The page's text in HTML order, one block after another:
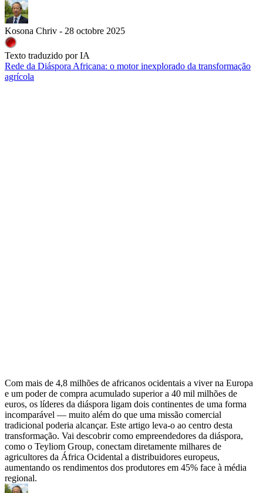
Kosona Chriv - 28 octobre 2025
Texto traduzido por IA
Rede da Diáspora Africana: o motor inexplorado da transformação
agrícola
Com mais de 4,8 milhões de africanos ocidentais a viver na Europa
e um poder de compra acumulado superior a 40 mil milhões de
euros, os líderes da diáspora ligam dois continentes de uma forma
incomparável — muito além do que uma missão comercial
tradicional poderia alcançar. Este artigo leva-o ao centro desta
transformação. Vai descobrir como empreendedores da diáspora,
como o Teyliom Group, conectam diretamente milhares de
agricultores da África Ocidental a distribuidores europeus,
aumentando os rendimentos dos produtores em 45% face à média
regional.